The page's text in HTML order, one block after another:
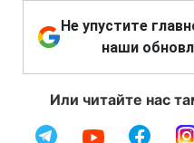
Не упустите
наши
Или читайте нас